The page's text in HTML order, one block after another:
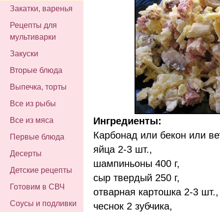
Закатки, варенья
Рецепты для
мультиварки
Закуски
Вторые блюда
Выпечка, торты
Все из рыбы
Все из мяса
Первые блюда
Десерты
Детские рецепты
Готовим в СВЧ
Соусы и подливки
Ингредиенты:
Карбонад или бекон или
яйца 2-3 шт.,
шампиньоны 400 г,
сыр твердый 250 г,
отварная картошка 2-3 шт.,
чеснок 2 зубчика,